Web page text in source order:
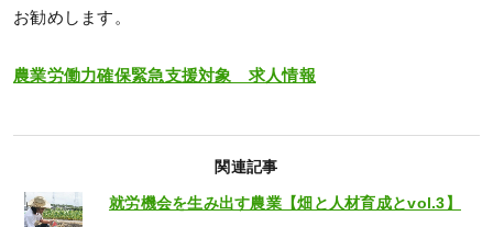
お勧めします。
農業労働力確保緊急支援対象 求人情報
関連記事
就労機会を生み出す農業【畑と人材育成とvol.3】